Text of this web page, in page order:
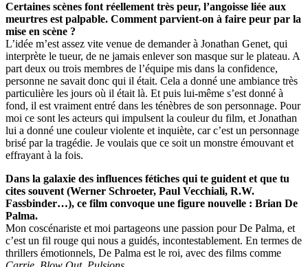
Certaines scènes font réellement très peur, l’angoisse liée aux
meurtres est palpable. Comment parvient-on à faire peur par la
mise en scène ?
L’idée m’est assez vite venue de demander à Jonathan Genet, qui
interprète le tueur, de ne jamais enlever son masque sur le plateau. A
part deux ou trois membres de l’équipe mis dans la confidence,
personne ne savait donc qui il était. Cela a donné une ambiance très
particulière les jours où il était là. Et puis lui-même s’est donné à
fond, il est vraiment entré dans les ténèbres de son personnage. Pour
moi ce sont les acteurs qui impulsent la couleur du film, et Jonathan
lui a donné une couleur violente et inquiète, car c’est un personnage
brisé par la tragédie. Je voulais que ce soit un monstre émouvant et
effrayant à la fois.
Dans la galaxie des influences fétiches qui te guident et que tu
cites souvent (Werner Schroeter, Paul Vecchiali, R.W.
Fassbinder…), ce film convoque une figure nouvelle : Brian De
Palma.
Mon coscénariste et moi partageons une passion pour De Palma, et
c’est un fil rouge qui nous a guidés, incontestablement. En termes de
thrillers émotionnels, De Palma est le roi, avec des films comme